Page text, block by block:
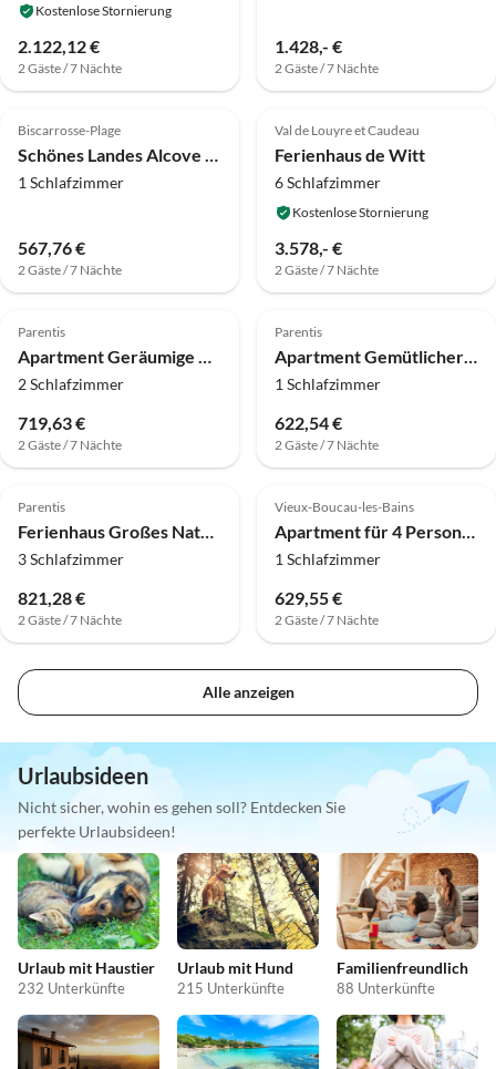
Kostenlose Stornierung
2.122,12 €
2 Gäste / 7 Nächte
1.428,- €
2 Gäste / 7 Nächte
Biscarrosse-Plage
1 Schlafzimmer
567,76 €
2 Gäste / 7 Nächte
Top-Inserat
Val de Louyre et Caudeau
Ferienhaus de Witt
6 Schlafzimmer
Kostenlose Stornierung
3.578,- €
2 Gäste / 7 Nächte
Parentis
2 Schlafzimmer
719,63 €
2 Gäste / 7 Nächte
Parentis
1 Schlafzimmer
622,54 €
2 Gäste / 7 Nächte
Parentis
3 Schlafzimmer
821,28 €
2 Gäste / 7 Nächte
Vieux-Boucau-les-Bains
1 Schlafzimmer
629,55 €
2 Gäste / 7 Nächte
Alle anzeigen
Urlaubsideen
Nicht sicher, wohin es gehen soll? Entdecken Sie
perfekte Urlaubsideen!
Urlaub mit Haustier
232 Unterkünfte
Urlaub mit Hund
215 Unterkünfte
Familienfreundlich
88 Unterkünfte